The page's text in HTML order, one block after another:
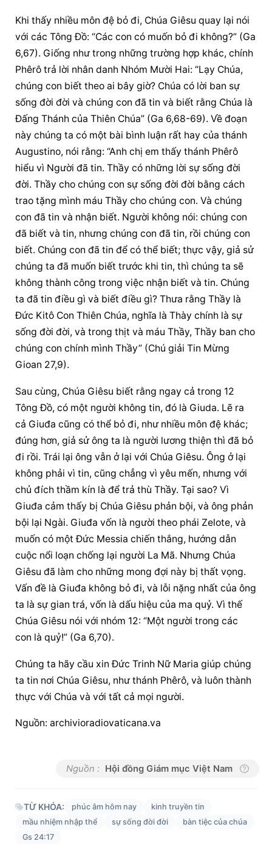
Khi thấy nhiều môn đệ bỏ đi, Chúa Giêsu quay lại nói
với các Tông Đồ: “Các con có muốn bỏ đi không?” (Ga
6,67). Giống như trong những trường hợp khác, chính
Phêrô trả lời nhân danh Nhóm Mười Hai: “Lạy Chúa,
chúng con biết theo ai bây giờ? Chúa có lời ban sự
sống đời đời và chúng con đã tin và biết rằng Chúa là
Đấng Thánh của Thiên Chúa” (Ga 6,68-69). Về đoạn
này chúng ta có một bài bình luận rất hay của thánh
Augustino, nói rằng: “Anh chị em thấy thánh Phêrô
hiểu vì Người đã tin. Thầy có những lời sự sống đời
đời. Thầy cho chúng con sự sống đời đời bằng cách
trao tặng mình máu Thầy cho chúng con. Và chúng
con đã tin và nhận biết. Người không nói: chúng con
đã biết và tin, nhưng chúng con đã tin, rồi chúng con
biết. Chúng con đã tin để có thể biết; thực vậy, giả sử
chúng ta đã muốn biết trước khi tin, thì chúng ta sẽ
không thành công trong việc nhận biết và tin. Chúng
ta đã tin điều gì và biết điều gì? Thưa rằng Thầy là
Đức Kitô Con Thiên Chúa, nghĩa là Thày chính là sự
sống đời đời, và trong thịt và máu Thầy, Thầy ban cho
chúng con chính mình Thầy” (Chú giải Tin Mừng
Gioan 27,9).
Sau cùng, Chúa Giêsu biết rằng ngay cả trong 12
Tông Đồ, có một người không tin, đó là Giuda. Lẽ ra
cả Giuđa cũng có thể bỏ đi, như nhiều môn đệ khác;
đúng hơn, giả sử ông ta là người lương thiện thì đã bỏ
đi rồi. Trái lại ông vẫn ở lại với Chúa Giêsu. Ông ở lại
không phải vì tin, cũng chẳng vì yêu mến, nhưng với
chủ đích thầm kín là để trả thù Thầy. Tại sao? Vì
Giuđa cảm thấy bị Chúa Giêsu phản bội, và ông phản
bội lại Ngài. Giuđa vốn là người theo phái Zelote, và
muốn có một Đức Messia chiến thắng, hướng dẫn
cuộc nổi loạn chống lại người La Mã. Nhưng Chúa
Giêsu đã làm cho những mong đợi này bị thất vọng.
Vấn đề là Giuđa không bỏ đi, và lỗi nặng nhất của ông
ta là sự gian trá, vốn là dấu hiệu của ma quỷ. Vì thế
Chúa Giêsu nói với nhóm 12: “Một người trong các
con là quỷ!” (Ga 6,70).
Chúng ta hãy cầu xin Đức Trinh Nữ Maria giúp chúng
ta tin nơi Chúa Giêsu, như thánh Phêrô, và luôn thành
thực với Chúa và với tất cả mọi người.
Nguồn: archivioradiovaticana.va
Nguồn : Hội đồng Giám mục Việt Nam
TỪ KHÓA: phúc âm hôm nay
kinh truyền tin
mầu nhiệm nhập thể
sự sống đời đời
bàn tiệc của chúa
Gs 24:17